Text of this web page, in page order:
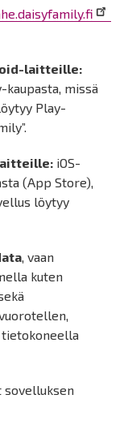
laitteille:
missä
Play-
iOS-
(App Store),
löytyy
, vaan
kuten
sovelluksen